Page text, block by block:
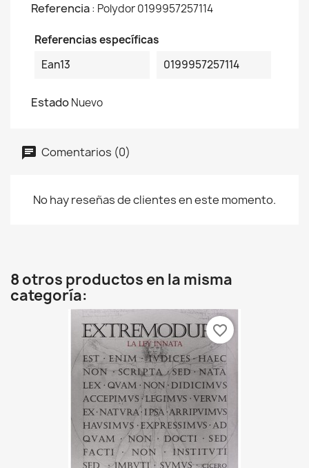
Referencia: Polydor 0199957257114
Referencias específicas
Ean13
0199957257114
EstadoNuevo
Comentarios (0)
No hay reseñas de clientes en este momento.
8 otros productos en la misma
categoría:
favorite_border